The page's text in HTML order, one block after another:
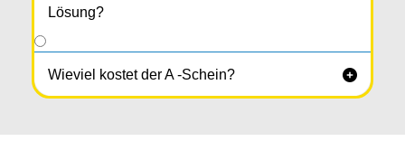
Lösung?
Wieviel kostet der A -Schein? 